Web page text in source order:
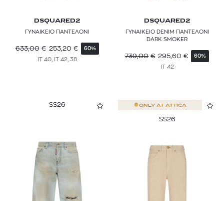
DSQUARED2
ΓΥΝΑΙΚΕΙΟ ΠΑΝΤΕΛΟΝΙ
633,00 € 253,20 € 60%
IT 40, IT 42, 38
DSQUARED2
ΓΥΝΑΙΚΕΙΟ DENIM ΠΑΝΤΕΛΟΝΙ
DARK SMOKER
739,00 € 295,60 € 60%
IT 42
SS26 ONLY AT ATTICA
SS26